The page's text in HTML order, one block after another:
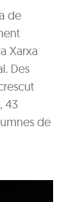
de
Xarxa
Des
43
de